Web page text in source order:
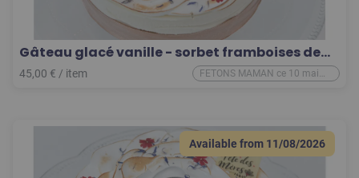
Gâteau glacé vanille - sorbet framboises de
Pinchart 8 pers.
45,00 € / item
FETONS MAMAN ce 10 mai
2026
Available from 11/08/2026